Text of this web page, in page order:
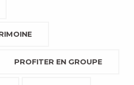
PROFITER EN GROUPE